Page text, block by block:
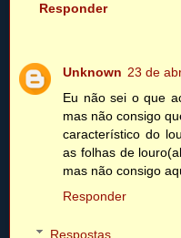
Responder
Unknown 23 de
Eu não sei o que
mas não consigo
característico do
as folhas de
mas não consigo
Responder
Respostas